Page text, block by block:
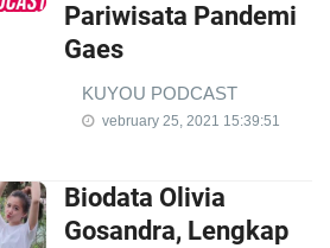
Pariwisata Pandemi
Gaes
KUYOU PODCAST
vebruary 25, 2021 15:39:51
Biodata Olivia
Gosandra, Lengkap